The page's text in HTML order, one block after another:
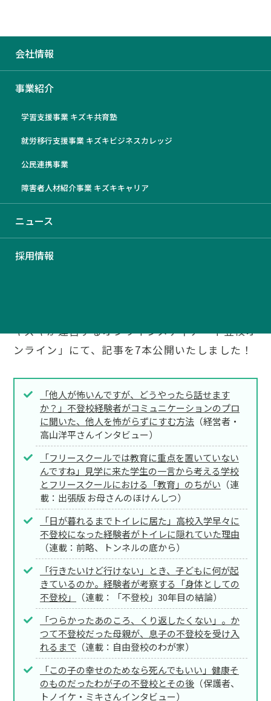
会社情報
事業紹介
学習支援事業 キズキ共育塾
就労移行支援事業 キズキビジネスカレッジ
公民連携事業
障害者人材紹介事業 キズキキャリア
ニュース
採用情報
【全7本】不登校オンラインで記
事を公開しました
2024/6/28
キズキが運営するオンラインメディア「不登校オ
ンライン」にて、記事を7本公開いたしました！
「他人が怖いんですが、どうやったら話せます
か？」不登校経験者がコミュニケーションのプロ
に聞いた、他人を怖がらずにすむ方法 （経営者・
高山洋平さんインタビュー）
「フリースクールでは教育に重点を置いていない
んですね」見学に来た学生の一言から考える学校
とフリースクールにおける「教育」のちがい （連
載：出張版 お母さんのほけんしつ）
「日が暮れるまでトイレに居た」高校入学早々に
不登校になった経験者がトイレに隠れていた理由
（連載：前略、トンネルの底から）
「行きたいけど行けない」とき、子どもに何が起
きているのか。経験者が考察する「身体としての
不登校」
（連載：「不登校」30年目の結論）
「つらかったあのころ、くり返したくない」。か
つて不登校だった母親が、息子の不登校を受け入
れるまで （連載：自由登校のわが家）
「この子の幸せのためなら死んでもいい」健康そ
のものだったわが子の不登校とその後 （保護者、
トノイケ・ミキさんインタビュー）